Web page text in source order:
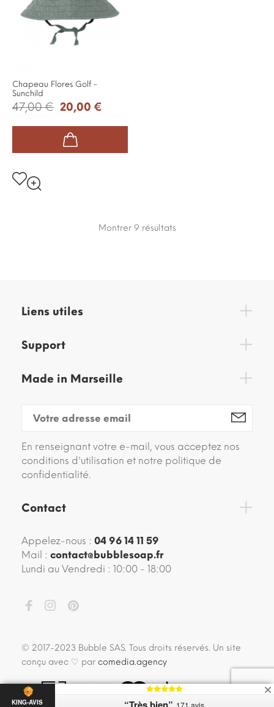
Chapeau Flores Golf -
Sunchild
47,00 € 20,00 €
Montrer 9 résultats
Liens utiles
Support
Made in Marseille
En renseignant votre e-mail, vous acceptez nos
conditions d'utilisation et notre politique de
confidentialité.
Contact
Appelez-nous : 04 96 14 11 59
Mail : contact@bubblesoap.fr
Lundi au Vendredi : 10:00 - 18:00
© 2017-2023 Bubble SAS. Tous droits réservés. Un site
conçu avec ♡ par comedia.agency
KING-AVIS 171 avis